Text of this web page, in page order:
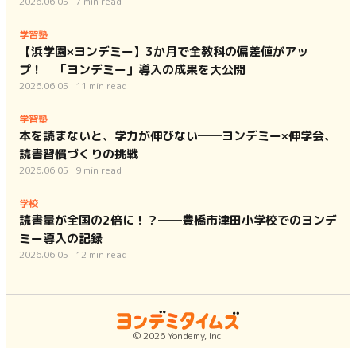
学習塾
【浜学園×ヨンデミー】3か月で全教科の偏差値がアッ
プ！ 「ヨンデミー」導入の成果を大公開
2026.06.05 · 11 min read
学習塾
本を読まないと、学力が伸びない──ヨンデミー×伸学会、
読書習慣づくりの挑戦
2026.06.05 · 9 min read
学校
読書量が全国の2倍に！？──豊橋市津田小学校でのヨンデ
ミー導入の記録
2026.06.05 · 12 min read
©2026Yondemy, Inc.